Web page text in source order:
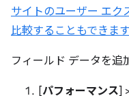
サイトのユーザー エク
比較することもできます
フィールド データを追
[パフォーマンス]